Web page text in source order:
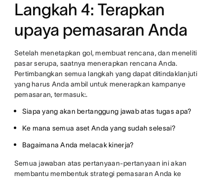
Langkah 4: Terapkan
upaya pemasaran Anda
Setelah menetapkan gol, membuat rencana, dan meneliti
pasar serupa, saatnya menerapkan rencana Anda.
Pertimbangkan semua langkah yang dapat ditindaklanjuti
yang harus Anda ambil untuk menerapkan kampanye
pemasaran, termasuk:.
Siapa yang akan bertanggung jawab atas tugas apa?
Ke mana semua aset Anda yang sudah selesai?
Bagaimana Anda melacak kinerja?
Semua jawaban atas pertanyaan-pertanyaan ini akan
membantu membentuk strategi pemasaran Anda ke